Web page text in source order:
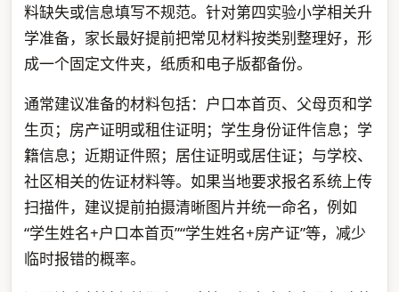
料缺失或信息填写不规范。针对第四实验小学相关升
学准备，家长最好提前把常见材料按类别整理好，形
成一个固定文件夹，纸质和电子版都备份。
通常建议准备的材料包括：户口本首页、父母页和学
生页；房产证明或租住证明；学生身份证件信息；学
籍信息；近期证件照；居住证明或居住证；与学校、
社区相关的佐证材料等。如果当地要求报名系统上传
扫描件，建议提前拍摄清晰图片并统一命名，例如
“学生姓名+户口本首页”“学生姓名+房产证”等，减少
临时报错的概率。